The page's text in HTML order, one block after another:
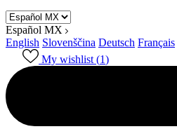
Español MX
English Slovenščina Deutsch Français
My wishlist (1)